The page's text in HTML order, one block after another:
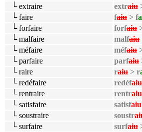
└ extraire
extraiu
└ faire
faiu > f
└ forfaire
forfaiu
└ malfaire
malfaiu
└ méfaire
méfaiu
└ parfaire
parfaiu
└ raire
raiu > r
└ redéfaire
redéfaiu
└ rentraire
rentraiu
└ satisfaire
satisfaiu
└ soustraire
soustr
└ surfaire
surfaiu